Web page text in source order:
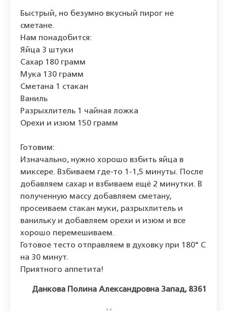
Быстрый, но безумно вкусный пирог не
сметане.
Нам понадобится:
Яйца 3 штуки
Сахар 180 грамм
Мука 130 грамм
Сметана 1 стакан
Ваниль
Разрыхлитель 1 чайная ложка
Орехи и изюм 150 грамм
Готовим:
Изначально, нужно хорошо взбить яйца в
миксере. Взбиваем где-то 1-1,5 минуты. После
добавляем сахар и взбиваем ещё 2 минутки. В
полученную массу добавляем сметану,
просеиваем стакан муки, разрыхлитель и
ванильку и добавляем орехи и изюм и все
хорошо перемешиваем.
Готовое тесто отправляем в духовку при 180° С
на 30 минут.
Приятного аппетита!
Данкова Полина Александровна Запад, 8361